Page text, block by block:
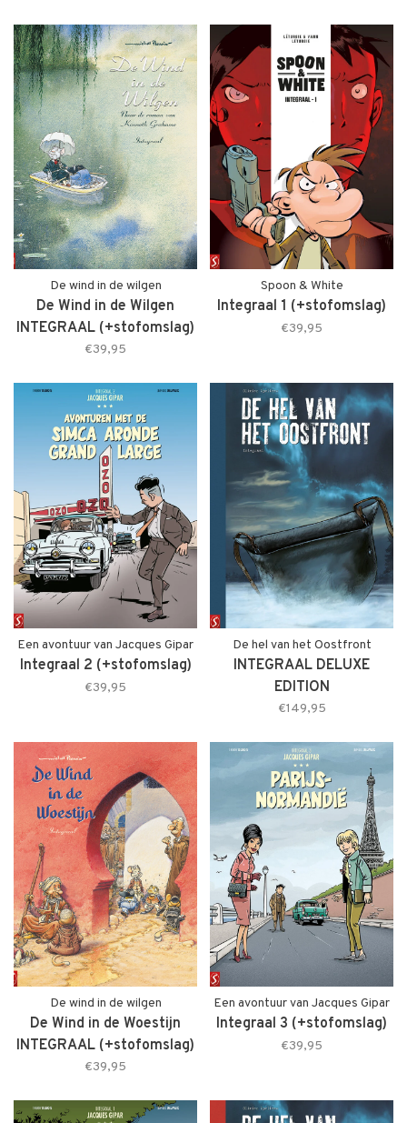
De wind in de wilgen
De Wind in de Wilgen
INTEGRAAL (+stofomslag)
€39,95
Spoon & White
Integraal 1 (+stofomslag)
€39,95
Een avontuur van Jacques Gipar
Integraal 2 (+stofomslag)
€39,95
De hel van het Oostfront
INTEGRAAL DELUXE
EDITION
€149,95
De wind in de wilgen
De Wind in de Woestijn
INTEGRAAL (+stofomslag)
€39,95
Een avontuur van Jacques Gipar
Integraal 3 (+stofomslag)
€39,95